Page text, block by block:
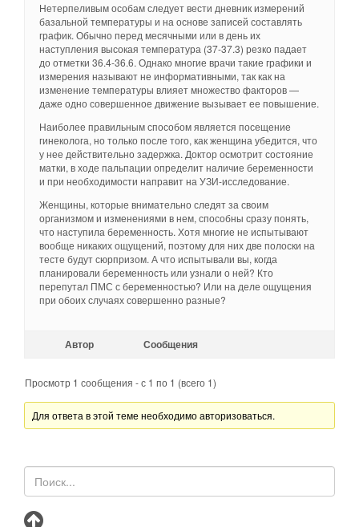
Нетерпеливым особам следует вести дневник измерений
базальной температуры и на основе записей составлять
график. Обычно перед месячными или в день их
наступления высокая температура (37-37.3) резко падает
до отметки 36.4-36.6. Однако многие врачи такие графики и
измерения называют не информативными, так как на
изменение температуры влияет множество факторов —
даже одно совершенное движение вызывает ее повышение.
Наиболее правильным способом является посещение
гинеколога, но только после того, как женщина убедится, что
у нее действительно задержка. Доктор осмотрит состояние
матки, в ходе пальпации определит наличие беременности
и при необходимости направит на УЗИ-исследование.
Женщины, которые внимательно следят за своим
организмом и изменениями в нем, способны сразу понять,
что наступила беременность. Хотя многие не испытывают
вообще никаких ощущений, поэтому для них две полоски на
тесте будут сюрпризом. А что испытывали вы, когда
планировали беременность или узнали о ней? Кто
перепутал ПМС с беременностью? Или на деле ощущения
при обоих случаях совершенно разные?
Автор Сообщения
Просмотр 1 сообщения - с 1 по 1 (всего 1)
Для ответа в этой теме необходимо авторизоваться.